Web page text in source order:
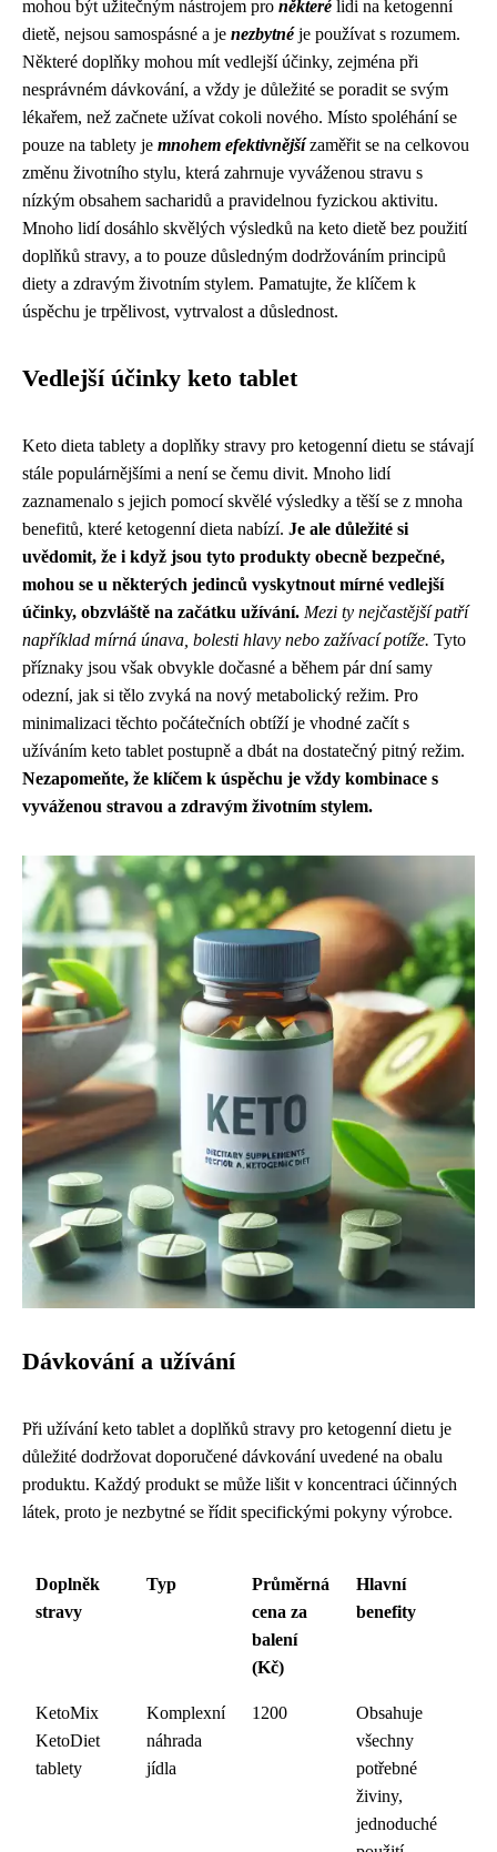
mohou být užitečným nástrojem pro některélidi na ketogenní
dietě, nejsou samospásné a je nezbytnéje používat s rozumem.
Některé doplňky mohou mít vedlejší účinky, zejména při
nesprávném dávkování, a vždy je důležité se poradit se svým
lékařem, než začnete užívat cokoli nového. Místo spoléhání se
pouze na tablety je mnohem efektivnějšízaměřit se na celkovou
změnu životního stylu, která zahrnuje vyváženou stravu s
nízkým obsahem sacharidů a pravidelnou fyzickou aktivitu.
Mnoho lidí dosáhlo skvělých výsledků na keto dietě bez použití
doplňků stravy, a to pouze důsledným dodržováním principů
diety a zdravým životním stylem. Pamatujte, že klíčem k
úspěchu je trpělivost, vytrvalost a důslednost.
Vedlejší účinky keto tablet
Keto dieta tablety a doplňky stravy pro ketogenní dietu se stávají
stále populárnějšími a není se čemu divit. Mnoho lidí
zaznamenalo s jejich pomocí skvělé výsledky a těší se z mnoha
benefitů, které ketogenní dieta nabízí. Je ale důležité si
uvědomit, že i když jsou tyto produkty obecně bezpečné,
mohou se u některých jedinců vyskytnout mírné vedlejší
účinky, obzvláště na začátku užívání. Mezi ty nejčastější patří
například mírná únava, bolesti hlavy nebo zažívací potíže. Tyto
příznaky jsou však obvykle dočasné a během pár dní samy
odezní, jak si tělo zvyká na nový metabolický režim. Pro
minimalizaci těchto počátečních obtíží je vhodné začít s
užíváním keto tablet postupně a dbát na dostatečný pitný režim.
Nezapomeňte, že klíčem k úspěchu je vždy kombinace s
vyváženou stravou a zdravým životním stylem.
Dávkování a užívání
Při užívání keto tablet a doplňků stravy pro ketogenní dietu je
důležité dodržovat doporučené dávkování uvedené na obalu
produktu. Každý produkt se může lišit v koncentraci účinných
látek, proto je nezbytné se řídit specifickými pokyny výrobce.
Doplněk
stravy
Typ
Průměrná
cena za
balení
(Kč)
Hlavní
benefity
KetoMix
KetoDiet
tablety
Komplexní
náhrada
jídla
1200
Obsahuje
všechny
potřebné
živiny,
jednoduché